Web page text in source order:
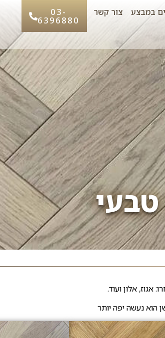
במבצע צור קשר 03-
6396880
אלון ועוד.
הוא נעשה יפה יותר